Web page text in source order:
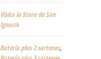
Visita la Store de San
Ignacio
Batería plus 2 sartenes,